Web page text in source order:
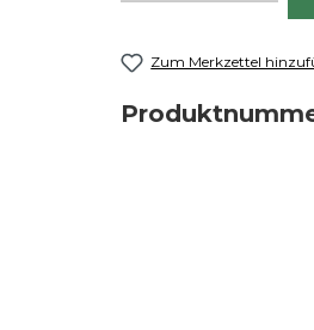
Zum Merkzettel